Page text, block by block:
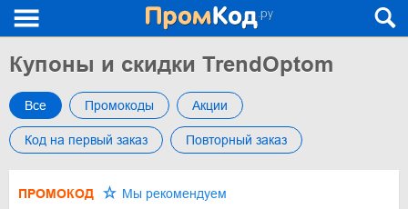
Купоны и скидки TrendOptom
Все Промокоды Акции
Код на первый заказ Повторный заказ
ПРОМОКОД Мы рекомендуем